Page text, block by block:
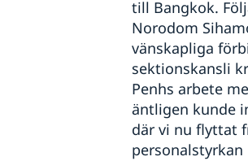
till Bangkok.
Norodom
vänskapliga
sektionskansli
Penhs arbete
äntligen kunde
där vi nu flyttat